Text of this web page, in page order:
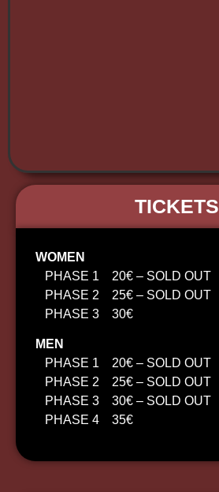
TICKETS
WOMEN
PHASE 1 20€ – SOLD OUT
PHASE 2 25€ – SOLD OUT
PHASE 3 30€
MEN
PHASE 1 20€ – SOLD OUT
PHASE 2 25€ – SOLD OUT
PHASE 3 30€ – SOLD OUT
PHASE 4 35€